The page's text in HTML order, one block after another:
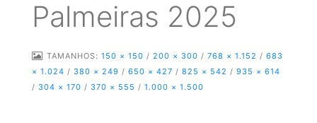
Palmeiras 2025
TAMANHOS: 150 × 150 / 200 × 300 / 768 × 1.152 / 683
× 1.024 / 380 × 249 / 650 × 427 / 825 × 542 / 935 × 614
/ 304 × 170 / 370 × 555 / 1.000 × 1.500